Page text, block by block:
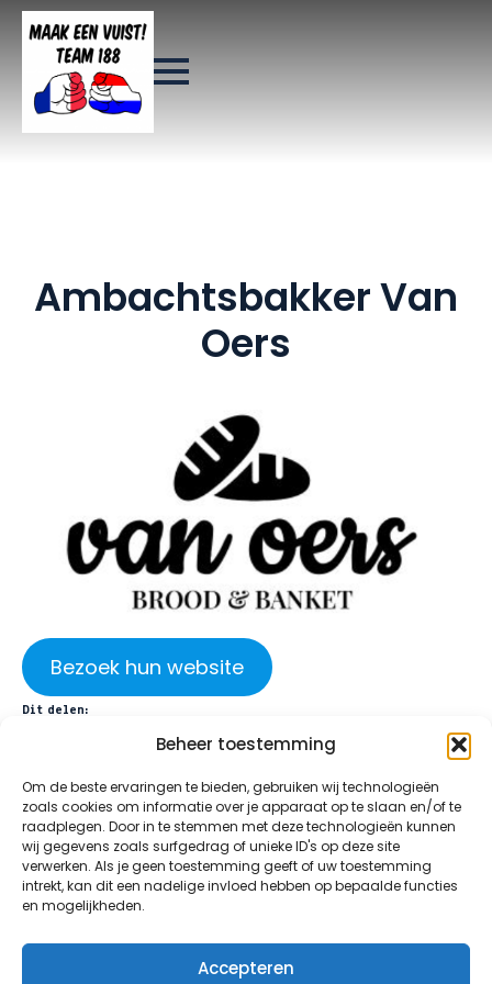
Beheer toestemming
Om de beste ervaringen te bieden, gebruiken wij technologieën
zoals cookies om informatie over je apparaat op te slaan en/of te
raadplegen. Door in te stemmen met deze technologieën kunnen
wij gegevens zoals surfgedrag of unieke ID's op deze site
verwerken. Als je geen toestemming geeft of uw toestemming
intrekt, kan dit een nadelige invloed hebben op bepaalde functies
en mogelijkheden.
Accepteren
Ambachtsbakker Van
Oers
Bezoek hun website
Dit delen:
X
Maak Een Vuist